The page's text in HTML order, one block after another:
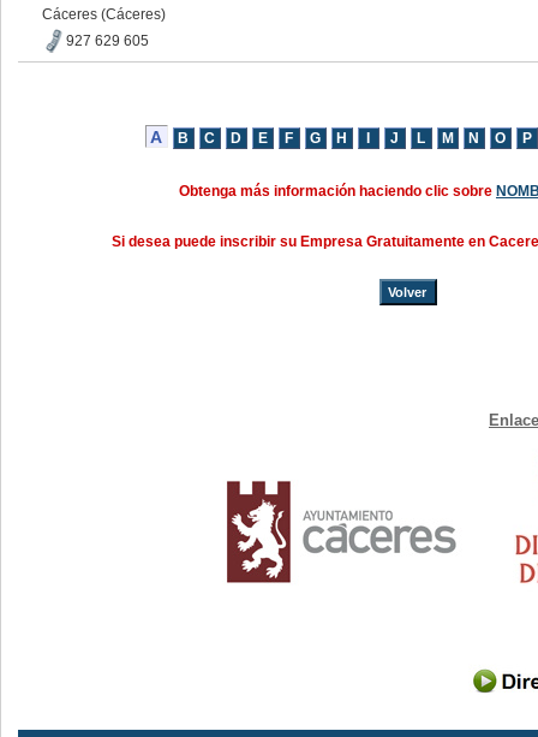
Cáceres (Cáceres)
927 629 605
Obtenga más información haciendo clic sobre
Si desea puede inscribir su Empresa Gratuitamente en
Volver